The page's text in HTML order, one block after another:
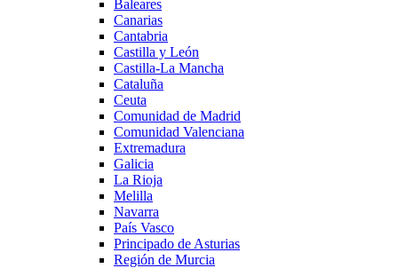
Baleares
Canarias
Cantabria
Castilla y León
Castilla-La Mancha
Cataluña
Ceuta
Comunidad de Madrid
Comunidad Valenciana
Extremadura
Galicia
La Rioja
Melilla
Navarra
País Vasco
Principado de Asturias
Región de Murcia